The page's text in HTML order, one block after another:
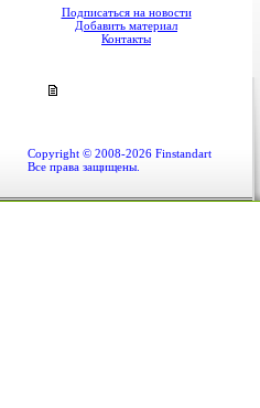
Подписаться на новости
Добавить материал
Контакты
Copyright © 2008-2026 Finstandart
Все права защищены.